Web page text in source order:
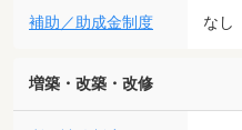
補助／助成金制度 なし
増築・改築・改修